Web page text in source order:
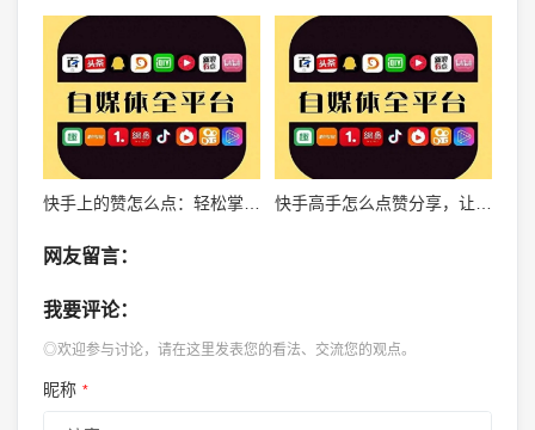
网友留言：
我要评论：
◎欢迎参与讨论，请在这里发表您的看法、交流您的观点。
昵称 *